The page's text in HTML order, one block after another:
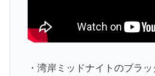
・湾岸ミッドナイトのブラ